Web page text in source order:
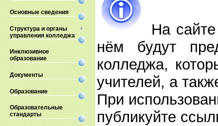
Основные сведения
Структура и органы
управления колледжа
Инклюзивное
образование
Документы
Образование
Образовательные
стандарты
На
нём будут
колледжа,
учителей, а
При
публикуйте